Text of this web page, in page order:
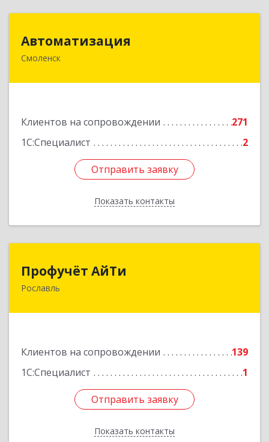
Автоматизация
Смоленск
Клиентов на сопровождении
271
1С:Специалист
2
Отправить заявку
Показать контакты
214019, Смоленская обл, Смоленск г, Марии
Отправить заявку
Назад
Профучёт АйТи
Рославль
Клиентов на сопровождении
139
1С:Специалист
1
Отправить заявку
Показать контакты
216500, Смоленская обл, Рославльский р-н,
Отправить заявку
Назад